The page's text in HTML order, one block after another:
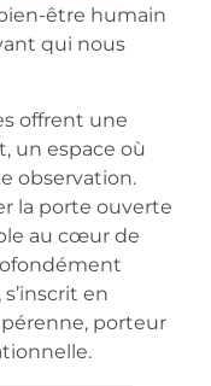
être humain
qui nous
offrent une
un espace où
observation.
la porte ouverte
au cœur de
en
porteur